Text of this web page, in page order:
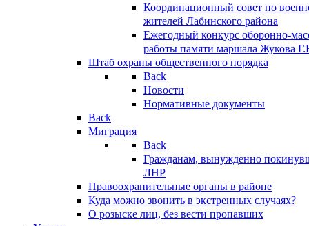
Координационный совет по
жителей Лабинского района
Ежегодный конкурс оборонно-
работы памяти маршала Жукова
Штаб охраны общественного порядка
Back
Новости
Нормативные документы
Back
Миграция
Back
Гражданам, вынужденно
ЛНР
Правоохранительные органы в районе
Куда можно звонить в экстренных случаях?
О розыске лиц, без вести пропавших